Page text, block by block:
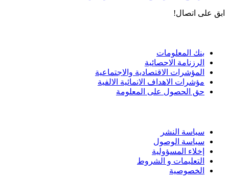
ابق على اتصال!
بنك المعلومات
الرزنامة الاحصائية
المؤشرات الاقتصادية والاجتماعية
مؤشرات الاهداف الانمائية الالفية
حق الحصول على المعلومة
سياسة النشر
سياسة الوصول
إخلاء المسؤولية
التعليمات و الشروط
الخصوصية